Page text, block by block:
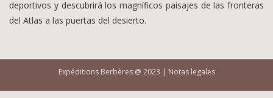
deportivos y descubrirá los magníficos paisajes de las fronteras
del Atlas a las puertas del desierto.
Expéditions Berbères @ 2023 | Notas legales